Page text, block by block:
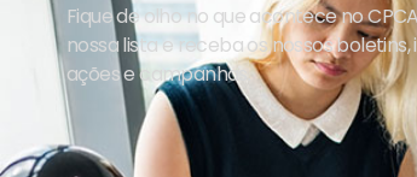
Fique de olho no que acontece no
nossa lista e receba os nossos
ações e campanhas.